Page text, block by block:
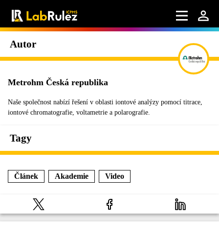
Autor
Metrohm Česká republika
Naše společnost nabízí řešení v oblasti iontové analýzy pomocí titrace,
iontové chromatografie, voltametrie a polarografie.
Tagy
Článek Akademie Video